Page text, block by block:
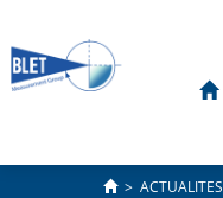
> ACTUALITES